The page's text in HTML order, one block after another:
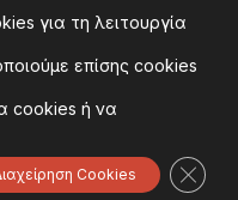
για τη λειτουργία
επίσης cookies
cookies ή να
Cookies